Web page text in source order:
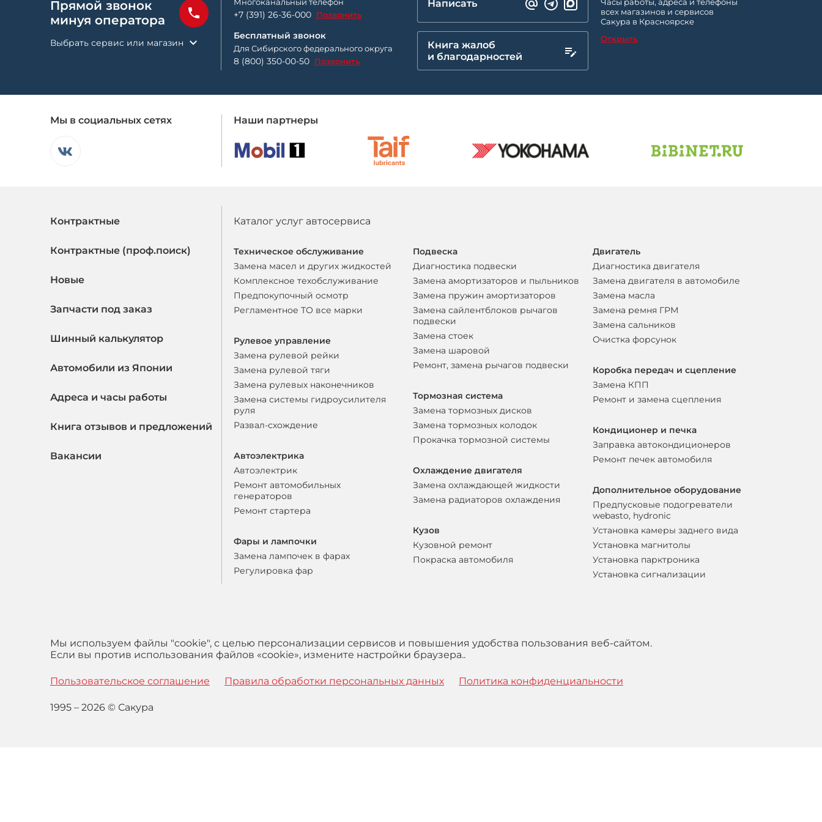
Прямой звонок
минуя оператора
Выбрать сервис или магазин
+7 (391) 26-36-000 Позвонить
Бесплатный звонок
Для Сибирского федерального округа
8 (800) 350-00-50 Позвонить
Написать
Книга жалоб
и благодарностей
всех магазинов и сервисов
Сакура в Красноярске
Открыть
Мы в социальных сетях Наши партнеры
Контрактные
Контрактные (проф.поиск)
Новые
Запчасти под заказ
Шинный калькулятор
Автомобили из Японии
Адреса и часы работы
Книга отзывов и предложений
Вакансии
Каталог услуг автосервиса
Техническое обслуживание
Замена масел и других жидкостей
Комплексное техобслуживание
Предпокупочный осмотр
Регламентное ТО все марки
Рулевое управление
Замена рулевой рейки
Замена рулевой тяги
Замена рулевых наконечников
Замена системы гидроусилителя
руля
Развал-схождение
Автоэлектрика
Автоэлектрик
Ремонт автомобильных
генераторов
Ремонт стартера
Фары и лампочки
Замена лампочек в фарах
Регулировка фар
Подвеска
Диагностика подвески
Замена амортизаторов и пыльников
Замена пружин амортизаторов
Замена сайлентблоков рычагов
подвески
Замена стоек
Замена шаровой
Ремонт, замена рычагов подвески
Тормозная система
Замена тормозных дисков
Замена тормозных колодок
Прокачка тормозной системы
Охлаждение двигателя
Замена охлаждающей жидкости
Замена радиаторов охлаждения
Кузов
Кузовной ремонт
Покраска автомобиля
Двигатель
Диагностика двигателя
Замена двигателя в автомобиле
Замена масла
Замена ремня ГРМ
Замена сальников
Очистка форсунок
Коробка передач и сцепление
Замена КПП
Ремонт и замена сцепления
Кондиционер и печка
Заправка автокондиционеров
Ремонт печек автомобиля
Дополнительное оборудование
Предпусковые подогреватели
webasto, hydronic
Установка камеры заднего вида
Установка магнитолы
Установка парктроника
Установка сигнализации
Мы используем файлы "cookie", с целью персонализации сервисов и повышения удобства пользования веб-сайтом.
Если вы против использования файлов «cookie», измените настройки браузера..
Пользовательское соглашение Правила обработки персональных данных Политика конфиденциальности
1995 – 2026 © Сакура